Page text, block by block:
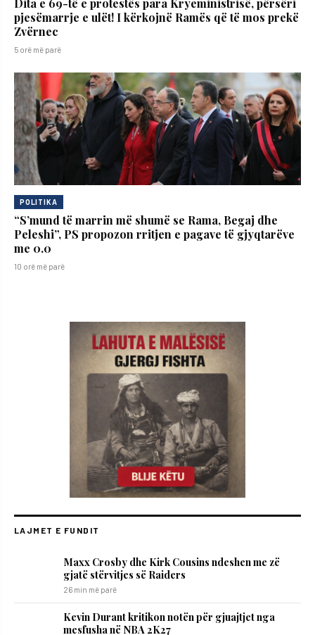
Dita e 69-të e protestës para Kryeministrisë, përsëri
pjesëmarrje e ulët! I kërkojnë Ramës që të mos prekë
Zvërnec
5 orë më parë
POLITIKA
“S’mund të marrin më shumë se Rama, Begaj dhe
Peleshi”, PS propozon rritjen e pagave të gjyqtarëve
me 0.0
10 orë më parë
LAJMET E FUNDIT
Maxx Crosby dhe Kirk Cousins ndeshen me zë
gjatë stërvitjes së Raiders
26 min më parë
Kevin Durant kritikon notën për gjuajtjet nga
mesfusha në NBA 2K27